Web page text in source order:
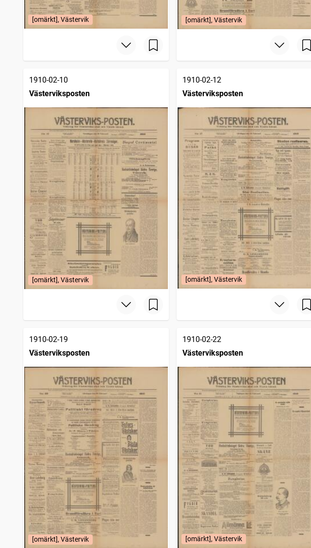
[omärkt], Västervik [omärkt], Västervik
1910-02-10
Västerviksposten
[omärkt], Västervik
1910-02-12
Västerviksposten
[omärkt], Västervik
1910-02-19
Västerviksposten
[omärkt], Västervik
1910-02-22
Västerviksposten
[omärkt], Västervik